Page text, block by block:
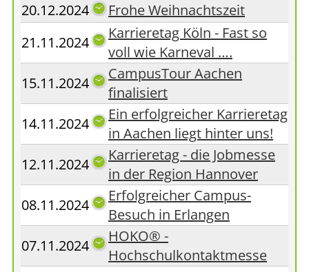
20.12.2024
Frohe Weihnachtszeit
21.11.2024
Karrieretag Köln - Fast so
voll wie Karneval ….
15.11.2024
CampusTour Aachen
finalisiert
14.11.2024
Ein erfolgreicher Karrieretag
in Aachen liegt hinter uns!
12.11.2024
Karrieretag - die Jobmesse
in der Region Hannover
08.11.2024
Erfolgreicher Campus-
Besuch in Erlangen
07.11.2024
HOKO® -
Hochschulkontaktmesse